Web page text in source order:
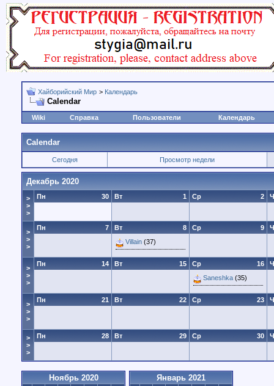
Хайборийский Мир > Календарь
Calendar
Wiki Справка Пользователи Календарь
Calendar
Сегодня Просмотр недели
Декабрь 2020
>
>
>
30
Пн 1
Вт 2
Ср
>
>
>
7
Пн 8
Вт
Villain (37)
9
Ср
>
>
>
14
Пн 15
Вт 16
Ср
Saneshka (35)
>
>
>
21
Пн 22
Вт 23
Ср
>
>
>
28
Пн 29
Вт 30
Ср
Ноябрь 2020 Январь 2021